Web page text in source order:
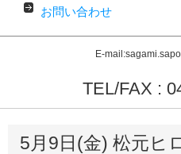
お問い合わせ
E-
TEL/FAX :
コンテンツに移動
5月9日(金) 松元ヒ